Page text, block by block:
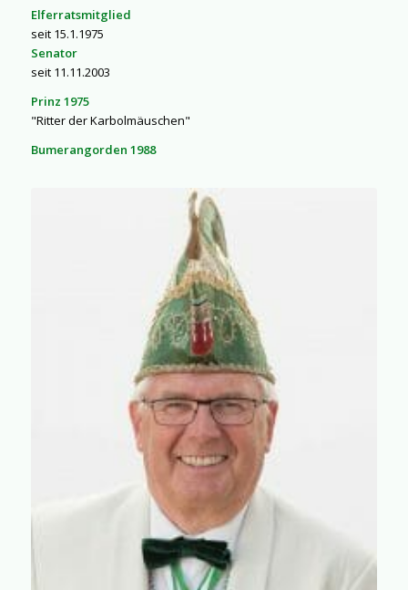
Elferratsmitglied
seit 15.1.1975
Senator
seit 11.11.2003
Prinz 1975
"Ritter der Karbolmäuschen"
Bumerangorden 1988